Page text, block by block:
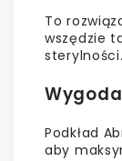
To
wszędzie
sterylności.
Podkład
aby